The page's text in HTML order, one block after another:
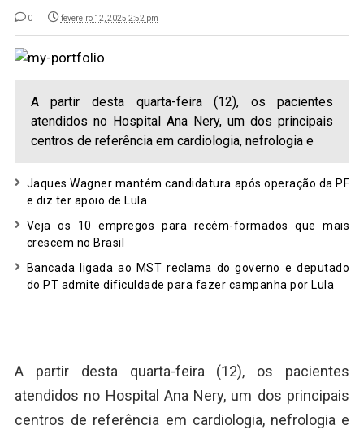
0 fevereiro 12, 2025 2:52 pm
A partir desta quarta-feira (12), os pacientes
atendidos no Hospital Ana Nery, um dos principais
centros de referência em cardiologia, nefrologia e
Jaques Wagner mantém candidatura após operação da PF
e diz ter apoio de Lula
Veja os 10 empregos para recém-formados que mais
crescem no Brasil
Bancada ligada ao MST reclama do governo e deputado
do PT admite dificuldade para fazer campanha por Lula
A partir desta quarta-feira (12), os pacientes
atendidos no Hospital Ana Nery, um dos principais
centros de referência em cardiologia, nefrologia e